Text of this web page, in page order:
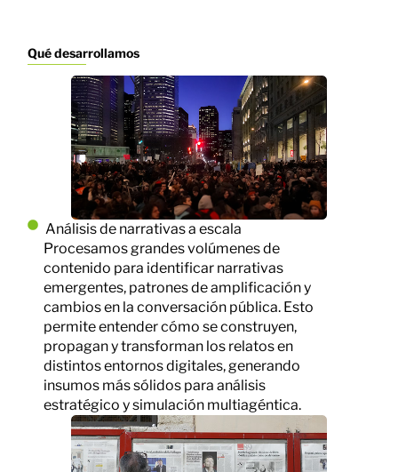
Qué desarrollamos
Análisis de narrativas a escala
Procesamos grandes volúmenes de
contenido para identificar narrativas
emergentes, patrones de amplificación y
cambios en la conversación pública. Esto
permite entender cómo se construyen,
propagan y transforman los relatos en
distintos entornos digitales, generando
insumos más sólidos para análisis
estratégico y simulación multiagéntica.